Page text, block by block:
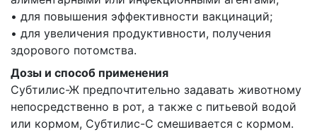
• для повышения эффективности вакцинаций;
• для увеличения продуктивности, получения
здорового потомства.
Дозы и способ применения
Субтилис-Ж предпочтительно задавать животному
непосредственно в рот, а также с питьевой водой
или кормом, Субтилис-С смешивается с кормом.